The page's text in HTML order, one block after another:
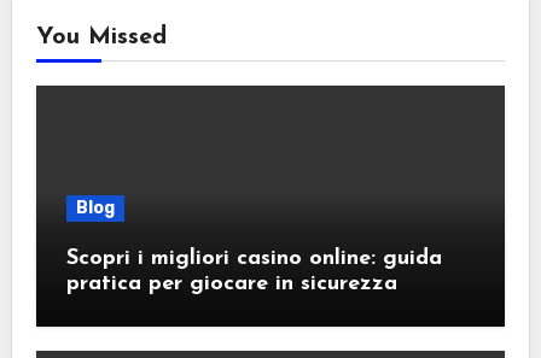
You Missed
Blog
Scopri i migliori casino online: guida
pratica per giocare in sicurezza